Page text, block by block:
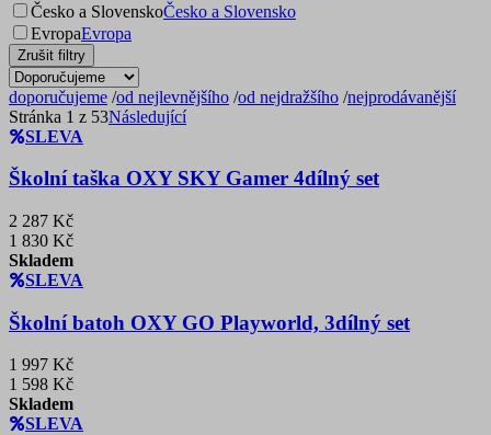
Česko a SlovenskoČesko a Slovensko
EvropaEvropa
Zrušit filtry
doporučujeme /od nejlevnějšího /od nejdražšího /nejprodávanější
Stránka 1 z 53Následující
SLEVA
Školní taška OXY SKY Gamer 4dílný set
2 287 Kč
1 830 Kč
Skladem
SLEVA
Školní batoh OXY GO Playworld, 3dílný set
1 997 Kč
1 598 Kč
Skladem
SLEVA